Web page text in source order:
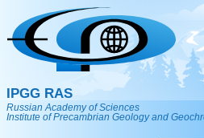
Skip to main content
IPGG RAS
Russian Academy of Sciences
Institute of Precambrian Geology and